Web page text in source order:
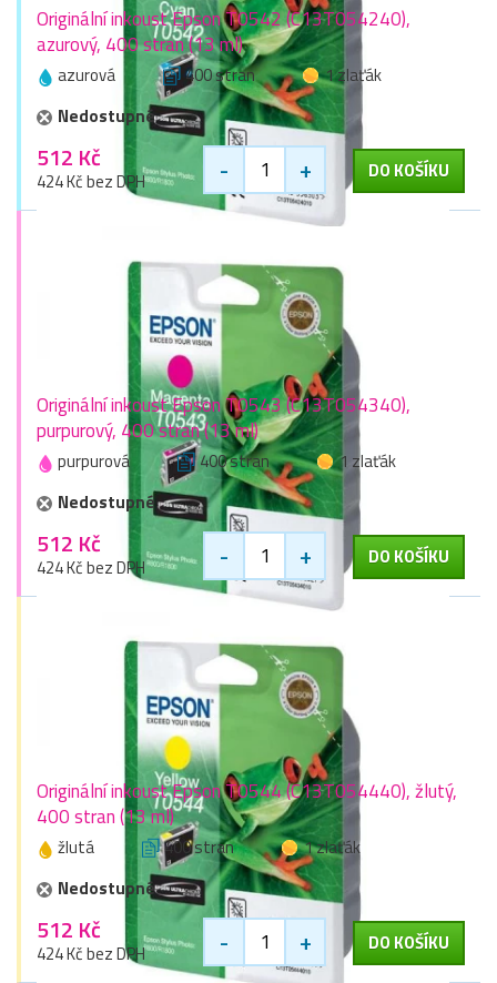
Originální inkoust Epson T0542 (C13T054240),
azurový, 400 stran (13 ml)
azurová 400 stran
1 zlaťák
Nedostupné
512 Kč
424 Kč bez DPH - + DO KOŠÍKU
Originální inkoust Epson T0543 (C13T054340),
purpurový, 400 stran (13 ml)
purpurová 400 stran
1 zlaťák
Nedostupné
512 Kč
424 Kč bez DPH - + DO KOŠÍKU
Originální inkoust Epson T0544 (C13T054440), žlutý,
400 stran (13 ml)
žlutá 400 stran
1 zlaťák
Nedostupné
512 Kč
424 Kč bez DPH - + DO KOŠÍKU